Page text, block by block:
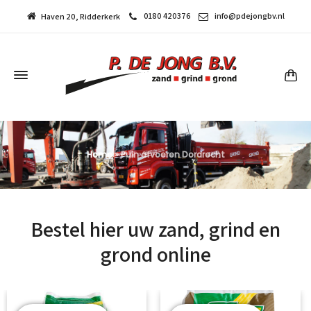
Haven 20, Ridderkerk 0180 420376 info@pdejongbv.nl
Home»Puin afvoeren Dordrecht
Bestel hier uw zand, grind en
grond online